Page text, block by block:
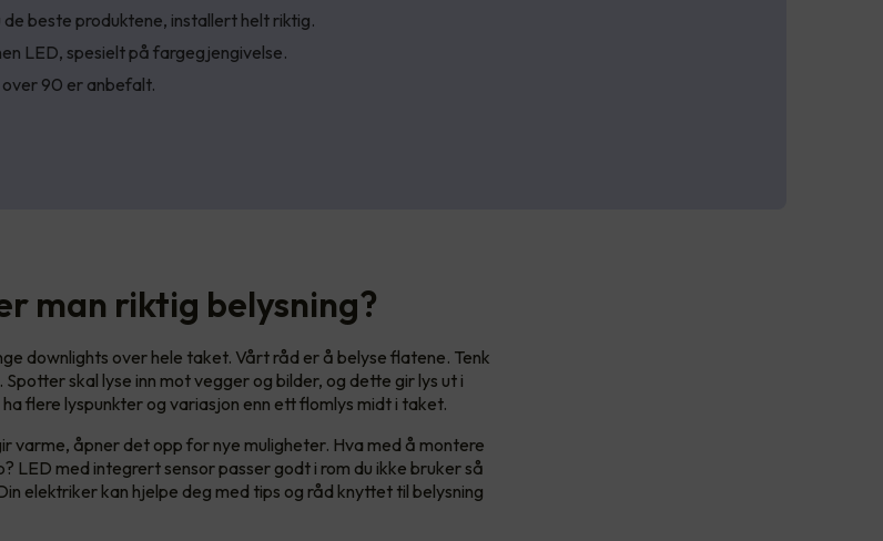
beste produktene, installert helt riktig.
LED, spesielt på fargegjengivelse.
90 er anbefalt.
man riktig belysning?
downlights over hele taket. Vårt råd er å belyse flatene. Tenk
skal lyse inn mot vegger og bilder, og dette gir lys ut i
flere lyspunkter og variasjon enn ett flomlys midt i taket.
varme, åpner det opp for nye muligheter. Hva med å montere
LED med integrert sensor passer godt i rom du ikke bruker så
elektriker kan hjelpe deg med tips og råd knyttet til belysning